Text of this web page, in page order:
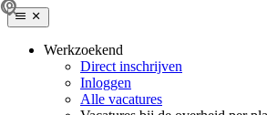
Werkzoekend
Direct inschrijven
Inloggen
Alle vacatures